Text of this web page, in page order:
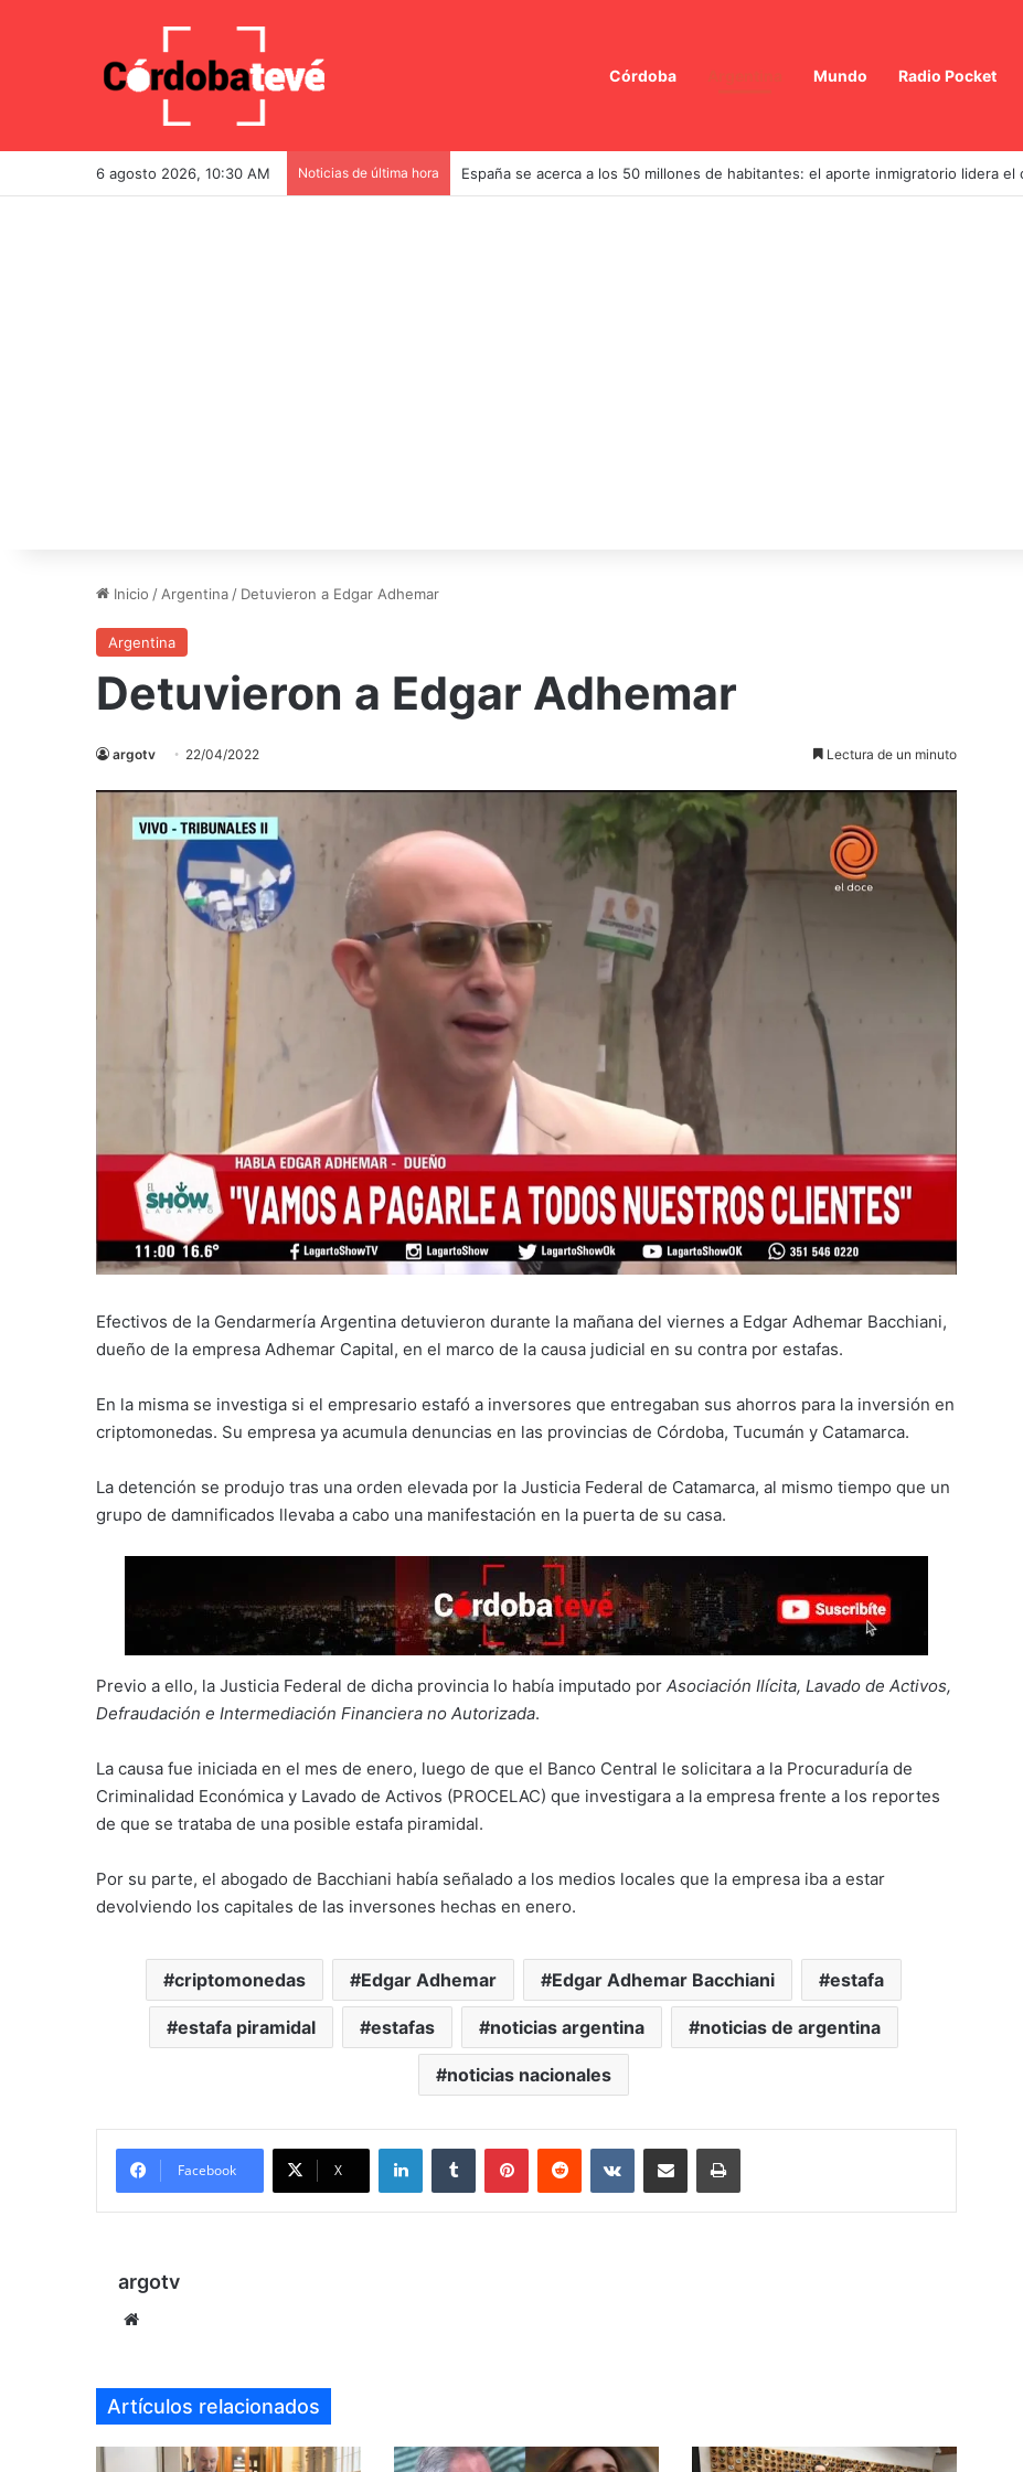
Córdoba Mundo Radio Pocket
6 agosto 2026, 10:30 AM Noticias de última hora España se acerca a los 50 millones de habitantes: el aporte inmigratorio lidera el
Inicio / Argentina / Detuvieron a Edgar Adhemar
Argentina
Detuvieron a Edgar Adhemar
argotv 22/04/2022 Lectura de un minuto
Efectivos de la Gendarmería Argentina detuvieron durante la mañana del viernes a Edgar Adhemar Bacchiani,
dueño de la empresa Adhemar Capital, en el marco de la causa judicial en su contra por estafas.
En la misma se investiga si el empresario estafó a inversores que entregaban sus ahorros para la inversión en
criptomonedas. Su empresa ya acumula denuncias en las provincias de Córdoba, Tucumán y Catamarca.
La detención se produjo tras una orden elevada por la Justicia Federal de Catamarca, al mismo tiempo que un
grupo de damnificados llevaba a cabo una manifestación en la puerta de su casa.
Previo a ello, la Justicia Federal de dicha provincia lo había imputado por Asociación Ilícita, Lavado de Activos,
Defraudación e Intermediación Financiera no Autorizada.
La causa fue iniciada en el mes de enero, luego de que el Banco Central le solicitara a la Procuraduría de
Criminalidad Económica y Lavado de Activos (PROCELAC) que investigara a la empresa frente a los reportes
de que se trataba de una posible estafa piramidal.
Por su parte, el abogado de Bacchiani había señalado a los medios locales que la empresa iba a estar
devolviendo los capitales de las inversones hechas en enero.
criptomonedas Edgar Adhemar Edgar Adhemar Bacchiani estafa
estafa piramidal estafas noticias argentina noticias de argentina
noticias nacionales
Facebook X
LinkedInTumblr PinterestReddit VKontakte
Compartir por mail Imprimir
argotv
Artículos relacionados